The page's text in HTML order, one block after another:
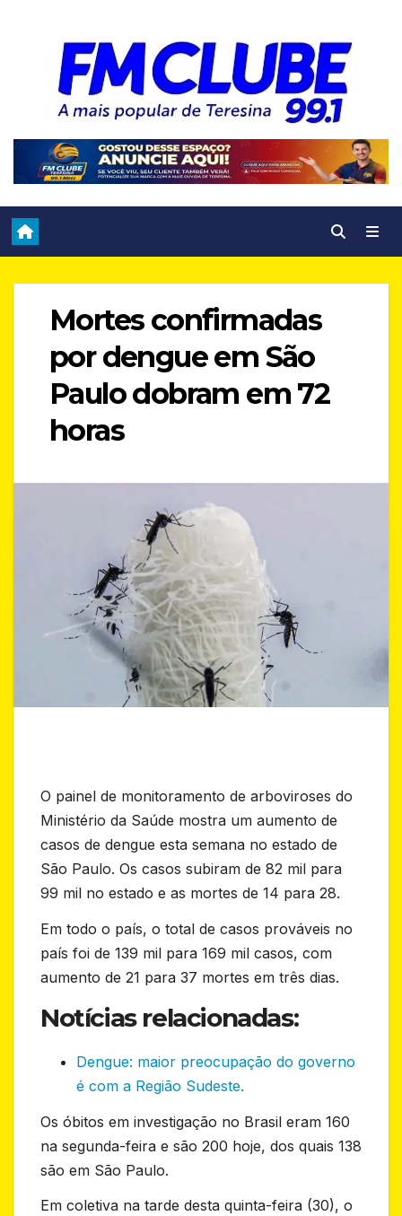
Mortes confirmadas
por dengue em São
Paulo dobram em 72
horas
O painel de monitoramento de arboviroses do
Ministério da Saúde mostra um aumento de
casos de dengue esta semana no estado de
São Paulo. Os casos subiram de 82 mil para
99 mil no estado e as mortes de 14 para 28.
Em todo o país, o total de casos prováveis no
país foi de 139 mil para 169 mil casos, com
aumento de 21 para 37 mortes em três dias.
Notícias relacionadas:
Dengue: maior preocupação do governo
é com a Região Sudeste.
Os óbitos em investigação no Brasil eram 160
na segunda-feira e são 200 hoje, dos quais 138
são em São Paulo.
Em coletiva na tarde desta quinta-feira (30), o